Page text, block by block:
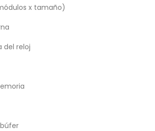
x tamaño)
del reloj